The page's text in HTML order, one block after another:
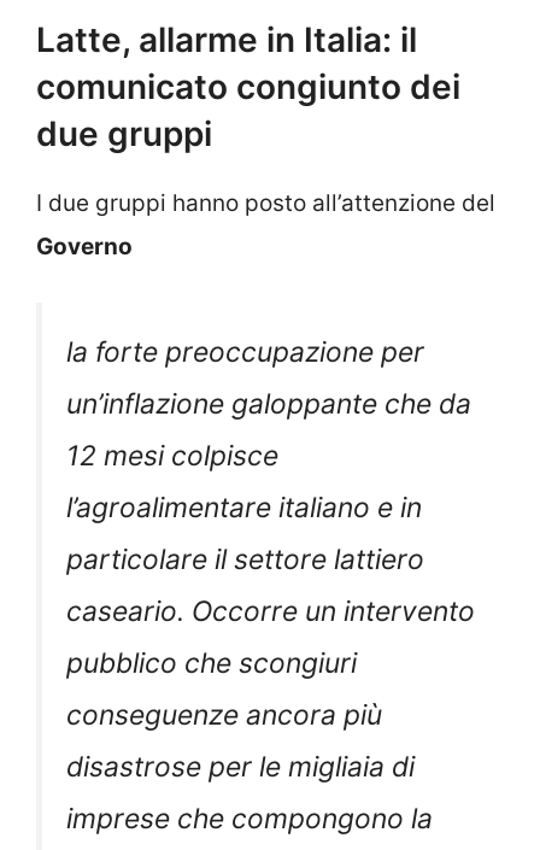
Latte, allarme in Italia: il
comunicato congiunto dei
due gruppi
I due gruppi hanno posto all’attenzione del
Governo
la forte preoccupazione per
un’inflazione galoppante che da
12 mesi colpisce
l’agroalimentare italiano e in
particolare il settore lattiero
caseario. Occorre un intervento
pubblico che scongiuri
conseguenze ancora più
disastrose per le migliaia di
imprese che compongono la